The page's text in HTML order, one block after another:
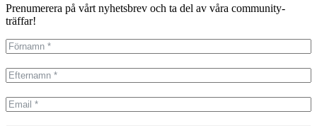
Prenumerera på vårt nyhetsbrev och ta del av våra community-
träffar!